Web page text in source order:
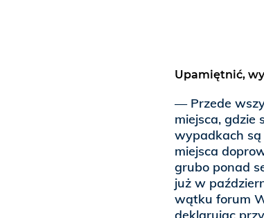
Upamiętnić,
— Przede
miejsca, gdzie
wypadkach są
miejsca
grubo ponad
już w
wątku forum